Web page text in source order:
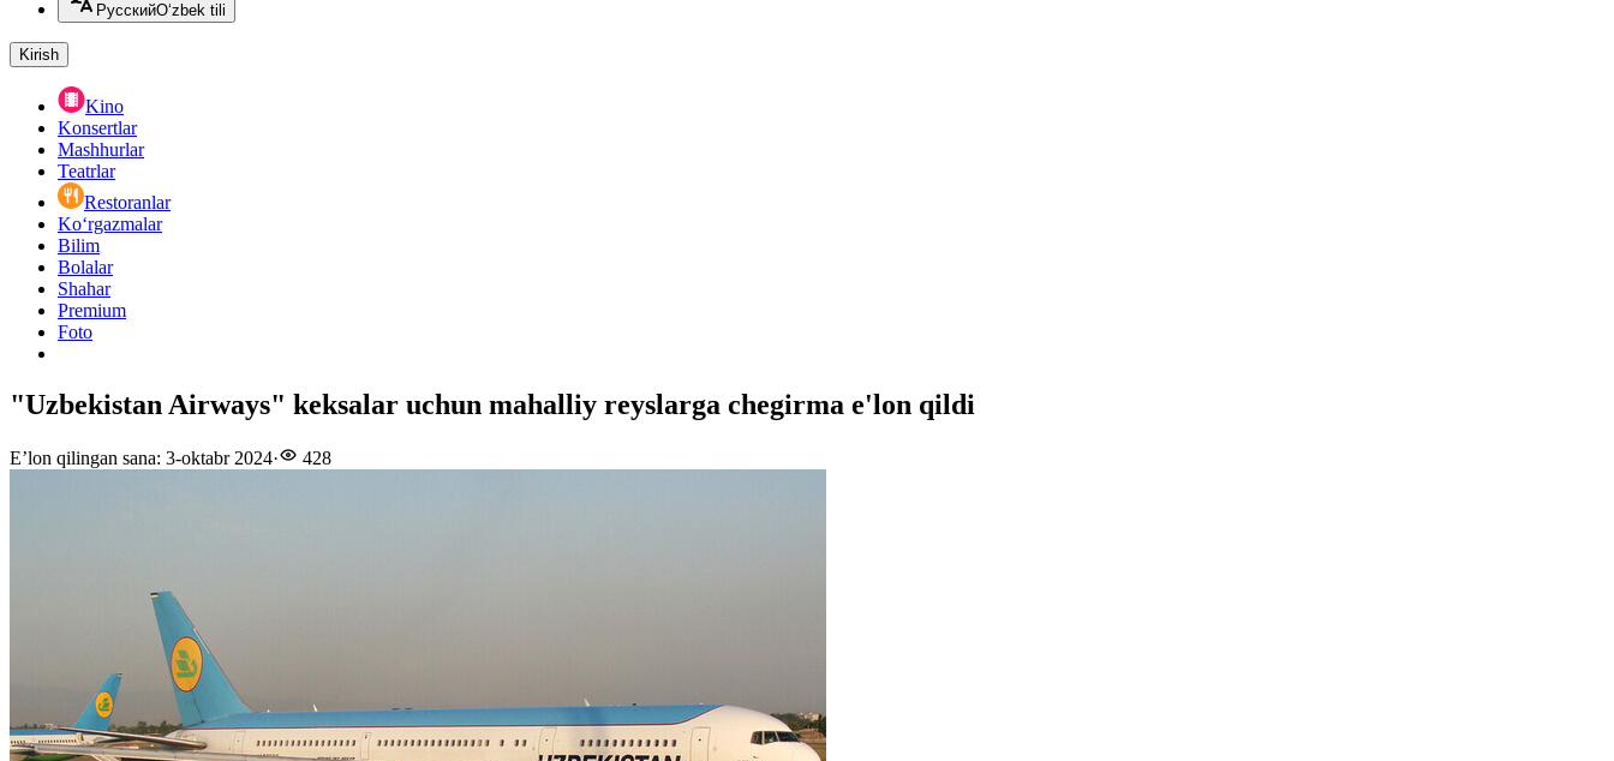
РусскийO‘zbek tili
Kirish
Kino
Konsertlar
Mashhurlar
Teatrlar
Restoranlar
Ko‘rgazmalar
Bilim
Bolalar
Shahar
Premium
Foto
"Uzbekistan Airways" keksalar uсhun mahalliy reyslarga chegirma e'lon qildi
E’lon qilingan sana: 3-oktabr 2024· 428